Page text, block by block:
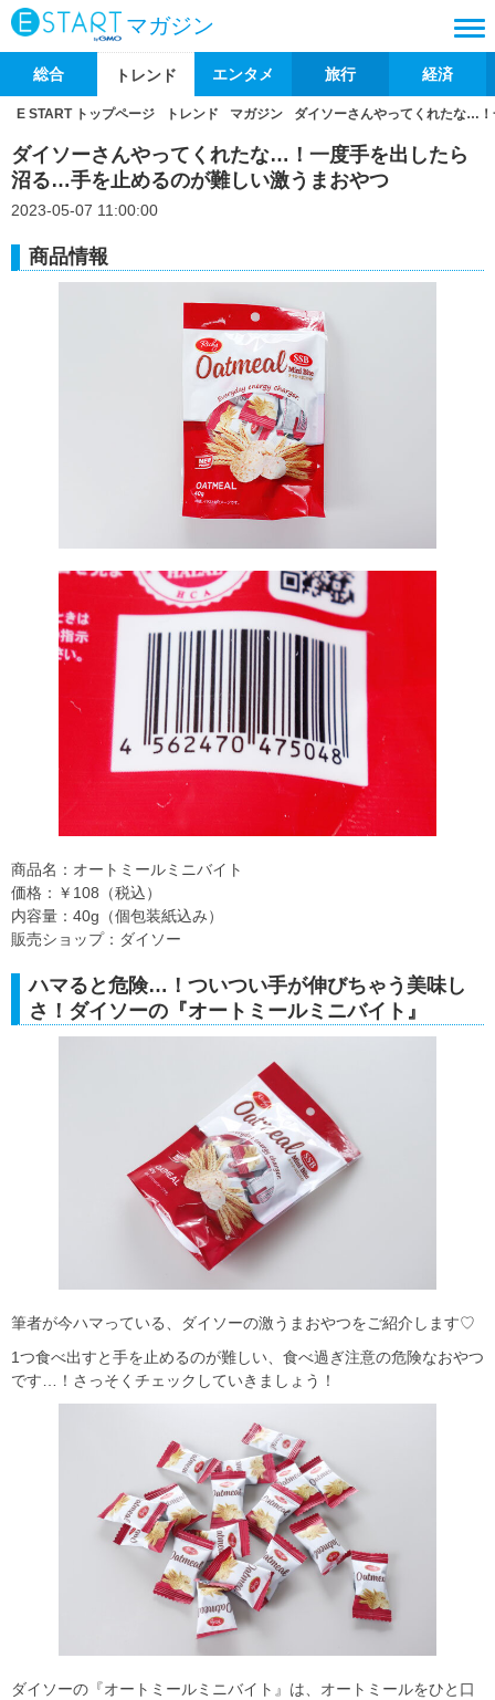
マガジン
総合 トレンド エンタメ 旅行 経済
E START トップページ トレンド マガジン ダイソーさんやってくれたな…
ダイソーさんやってくれたな…！一度手を出したら
沼る…手を止めるのが難しい激うまおやつ
2023-05-07 11:00:00
商品情報
商品名：オートミールミニバイト
価格：￥108（税込）
内容量：40g（個包装紙込み）
販売ショップ：ダイソー
ハマると危険…！ついつい手が伸びちゃう美味し
さ！ダイソーの『オートミールミニバイト』
筆者が今ハマっている、ダイソーの激うまおやつをご紹介します♡
1つ食べ出すと手を止めるのが難しい、食べ過ぎ注意の危険なおやつ
です…！さっそくチェックしていきましょう！
ダイソーの『オートミールミニバイト』は、オートミールをひと口